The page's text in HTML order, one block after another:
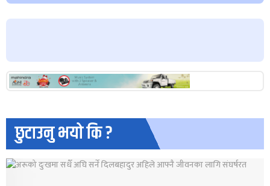
छुटाउनु भयो कि ?